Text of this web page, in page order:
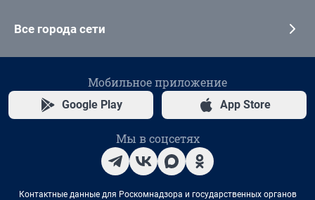
Все города сети
Мобильное приложение
Google Play App Store
Мы в соцсетях
Контактные данные для Роскомнадзора и государственных органов